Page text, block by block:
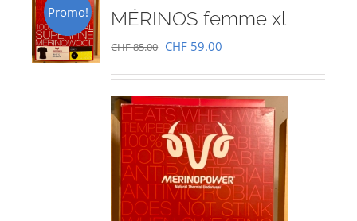
Promo!
MÉRINOS femme xl
CHF85.00 Le
initial
était :
CHF 85.00.
CHF 59.00
actuel
est :
CHF 59.00.